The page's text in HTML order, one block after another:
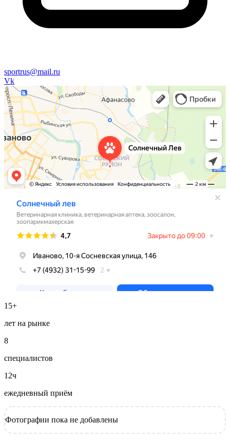
sportrus@mail.ru
Vk
15+
лет на рынке
8
специалистов
12ч
ежедневный приём
Фотографии пока не добавлены